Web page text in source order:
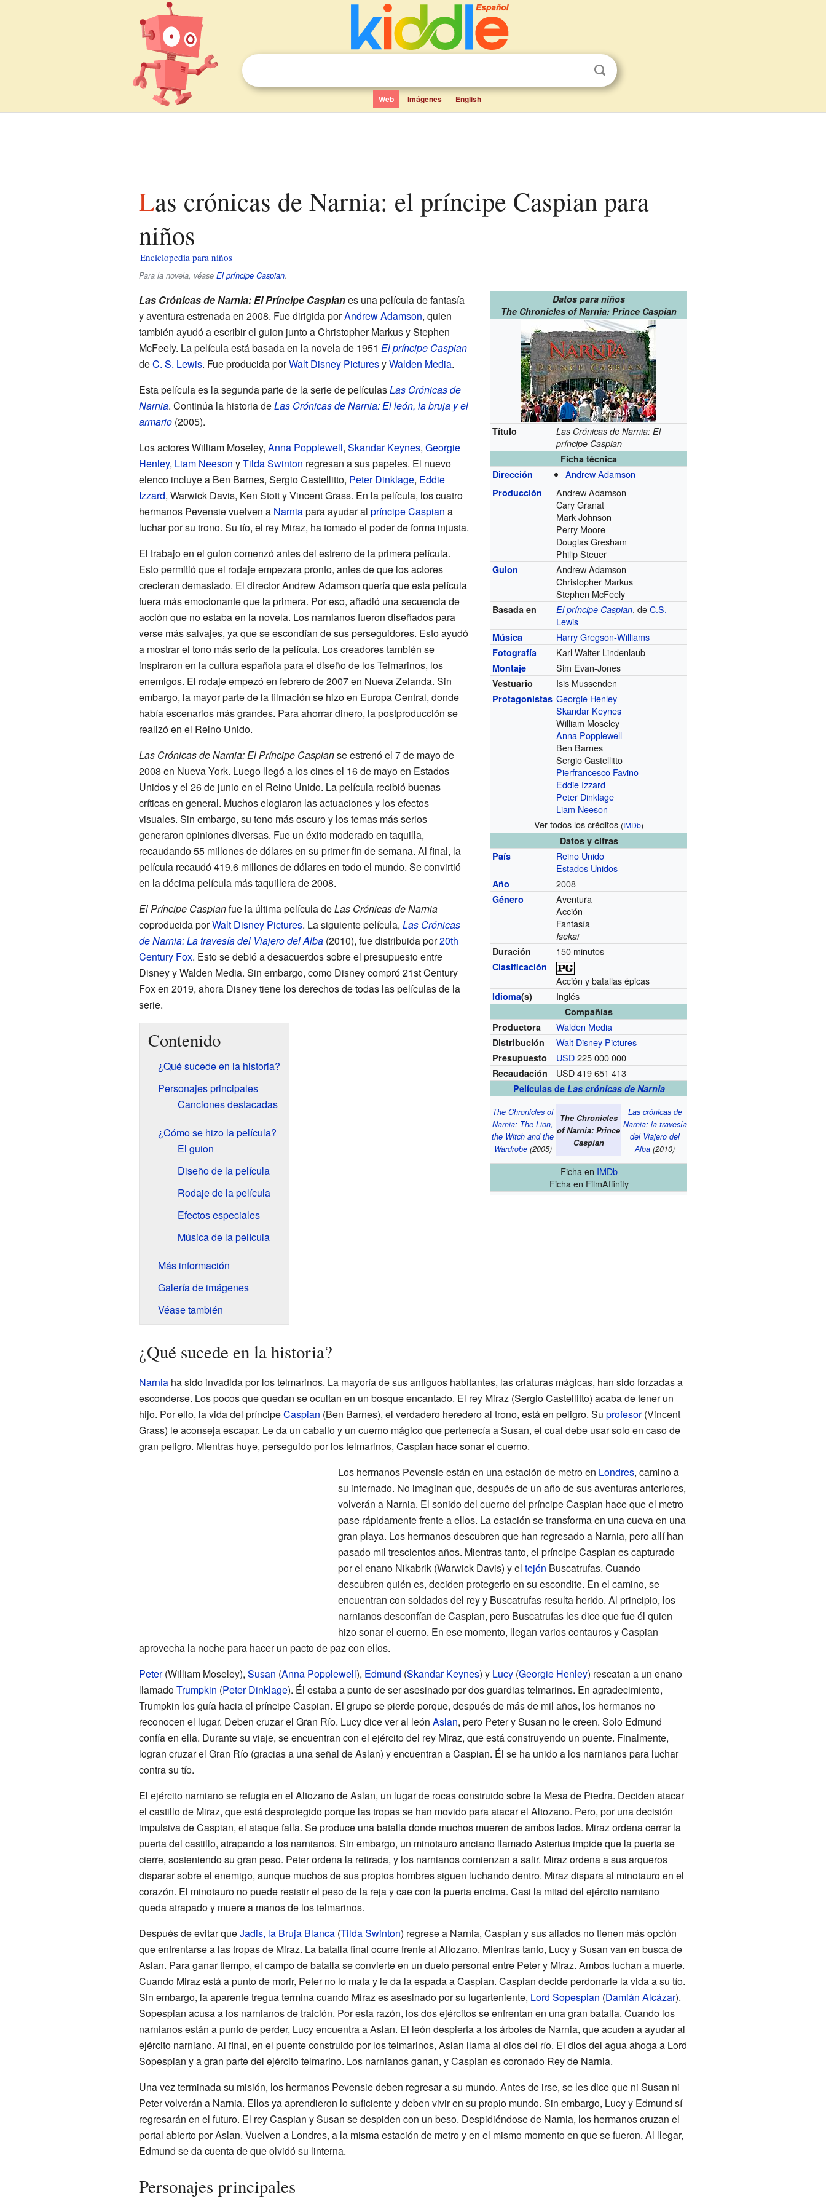
Web Imágenes English
Las crónicas de Narnia: el príncipe Caspian para
niños
Enciclopedia para niños
Para la novela, véase El príncipe Caspian.
Datos para niños
The Chronicles of Narnia: Prince Caspian
Título
Las Crónicas de Narnia: El
príncipe Caspian
Ficha técnica
Dirección
Andrew Adamson
Producción
Andrew Adamson
Cary Granat
Mark Johnson
Perry Moore
Douglas Gresham
Philip Steuer
Guion
Andrew Adamson
Christopher Markus
Stephen McFeely
Basada en El príncipe Caspian, deC.S.
Lewis
Música Harry Gregson-Williams
Fotografía Karl Walter Lindenlaub
Montaje Sim Evan-Jones
Vestuario Isis Mussenden
Protagonistas Georgie Henley
Skandar Keynes
William Moseley
Anna Popplewell
Ben Barnes
Sergio Castellitto
Pierfrancesco Favino
Eddie Izzard
Peter Dinklage
Liam Neeson
Ver todos los créditos (IMDb)
Datos y cifras
País
Reino Unido
Estados Unidos
Año 2008
Género
Aventura
Acción
Fantasía
Isekai
Duración
150 minutos
Clasificación
Acción y batallas épicas
Idioma(s) Inglés
Compañías
Productora
Walden Media
Distribución Walt Disney Pictures
Presupuesto USD225 000 000
Recaudación USD 419 651 413
Películas de Las crónicas de Narnia
The Chronicles of
Narnia: The Lion,
the Witch and the
Wardrobe(2005)
The Chronicles
of Narnia: Prince
Caspian
Las crónicas de
Narnia: la travesía
del Viajero del
Alba (2010)
Ficha en IMDb
Ficha en FilmAffinity
Las Crónicas de Narnia: El Príncipe Caspianes una película de fantasía
y aventura estrenada en 2008. Fue dirigida porAndrew Adamson, quien
también ayudó a escribir el guion junto a Christopher Markus y Stephen
McFeely. La película está basada en la novela de 1951 El príncipe Caspian
deC. S. Lewis. Fue producida porWalt Disney PicturesyWalden Media.
Esta película es la segunda parte de la serie de películasLas Crónicas de
Narnia. Continúa la historia deLas Crónicas de Narnia: El león, la bruja y el
armario(2005).
Los actores William Moseley, Anna Popplewell, Skandar Keynes, Georgie
Henley, Liam Neeson yTilda Swinton regresan a sus papeles. El nuevo
elenco incluye a Ben Barnes, Sergio Castellitto, Peter Dinklage, Eddie
Izzard, Warwick Davis, Ken Stott y Vincent Grass. En la película, los cuatro
hermanos Pevensie vuelven a Narniapara ayudar al príncipe Caspian a
luchar por su trono. Su tío, el rey Miraz, ha tomado el poder de forma injusta.
El trabajo en el guion comenzó antes del estreno de la primera película.
Esto permitió que el rodaje empezara pronto, antes de que los actores
crecieran demasiado. El director Andrew Adamson quería que esta película
fuera más emocionante que la primera. Por eso, añadió una secuencia de
acción que no estaba en la novela. Los narnianos fueron diseñados para
verse más salvajes, ya que se escondían de sus perseguidores. Esto ayudó
a mostrar el tono más serio de la película. Los creadores también se
inspiraron en la cultura española para el diseño de los Telmarinos, los
enemigos. El rodaje empezó en febrero de 2007 en Nueva Zelanda. Sin
embargo, la mayor parte de la filmación se hizo en Europa Central, donde
había escenarios más grandes. Para ahorrar dinero, la postproducción se
realizó en el Reino Unido.
Las Crónicas de Narnia: El Príncipe Caspianse estrenó el 7 de mayo de
2008 en Nueva York. Luego llegó a los cines el 16 de mayo en Estados
Unidos y el 26 de junio en el Reino Unido. La película recibió buenas
críticas en general. Muchos elogiaron las actuaciones y los efectos
visuales. Sin embargo, su tono más oscuro y los temas más serios
generaron opiniones diversas. Fue un éxito moderado en taquilla,
recaudando 55 millones de dólares en su primer fin de semana. Al final, la
película recaudó 419.6 millones de dólares en todo el mundo. Se convirtió
en la décima película más taquillera de 2008.
El Príncipe Caspianfue la última película deLas Crónicas de Narnia
coproducida porWalt Disney Pictures. La siguiente película, Las Crónicas
de Narnia: La travesía del Viajero del Alba(2010), fue distribuida por20th
Century Fox. Esto se debió a desacuerdos sobre el presupuesto entre
Disney y Walden Media. Sin embargo, como Disney compró 21st Century
Fox en 2019, ahora Disney tiene los derechos de todas las películas de la
serie.
Contenido
¿Qué sucede en la historia?
Personajes principales
Canciones destacadas
¿Cómo se hizo la película?
El guion
Diseño de la película
Rodaje de la película
Efectos especiales
Música de la película
Más información
Galería de imágenes
Véase también
¿Qué sucede en la historia?
Narniaha sido invadida por los telmarinos. La mayoría de sus antiguos habitantes, las criaturas mágicas, han sido forzadas a
esconderse. Los pocos que quedan se ocultan en un bosque encantado. El rey Miraz (Sergio Castellitto) acaba de tener un
hijo. Por ello, la vida del príncipeCaspian (Ben Barnes), el verdadero heredero al trono, está en peligro. Su profesor(Vincent
Grass) le aconseja escapar. Le da un caballo y un cuerno mágico que pertenecía a Susan, el cual debe usar solo en caso de
gran peligro. Mientras huye, perseguido por los telmarinos, Caspian hace sonar el cuerno.
Los hermanos Pevensie están en una estación de metro en Londres, camino a
su internado. No imaginan que, después de un año de sus aventuras anteriores,
volverán a Narnia. El sonido del cuerno del príncipe Caspian hace que el metro
pase rápidamente frente a ellos. La estación se transforma en una cueva en una
gran playa. Los hermanos descubren que han regresado a Narnia, pero allí han
pasado mil trescientos años. Mientras tanto, el príncipe Caspian es capturado
por el enano Nikabrik (Warwick Davis) y el tejón Buscatrufas. Cuando
descubren quién es, deciden protegerlo en su escondite. En el camino, se
encuentran con soldados del rey y Buscatrufas resulta herido. Al principio, los
narnianos desconfían de Caspian, pero Buscatrufas les dice que fue él quien
hizo sonar el cuerno. En ese momento, llegan varios centauros y Caspian
aprovecha la noche para hacer un pacto de paz con ellos.
Peter(William Moseley), Susan (Anna Popplewell), Edmund (Skandar Keynes) y Lucy(Georgie Henley) rescatan a un enano
llamadoTrumpkin (Peter Dinklage). Él estaba a punto de ser asesinado por dos guardias telmarinos. En agradecimiento,
Trumpkin los guía hacia el príncipe Caspian. El grupo se pierde porque, después de más de mil años, los hermanos no
reconocen el lugar. Deben cruzar el Gran Río. Lucy dice ver al león Aslan, pero Peter y Susan no le creen. Solo Edmund
confía en ella. Durante su viaje, se encuentran con el ejército del rey Miraz, que está construyendo un puente. Finalmente,
logran cruzar el Gran Río (gracias a una señal de Aslan) y encuentran a Caspian. Él se ha unido a los narnianos para luchar
contra su tío.
El ejército narniano se refugia en el Altozano de Aslan, un lugar de rocas construido sobre la Mesa de Piedra. Deciden atacar
el castillo de Miraz, que está desprotegido porque las tropas se han movido para atacar el Altozano. Pero, por una decisión
impulsiva de Caspian, el ataque falla. Se produce una batalla donde muchos mueren de ambos lados. Miraz ordena cerrar la
puerta del castillo, atrapando a los narnianos. Sin embargo, un minotauro anciano llamado Asterius impide que la puerta se
cierre, sosteniendo su gran peso. Peter ordena la retirada, y los narnianos comienzan a salir. Miraz ordena a sus arqueros
disparar sobre el enemigo, aunque muchos de sus propios hombres siguen luchando dentro. Miraz dispara al minotauro en el
corazón. El minotauro no puede resistir el peso de la reja y cae con la puerta encima. Casi la mitad del ejército narniano
queda atrapado y muere a manos de los telmarinos.
Después de evitar queJadis, la Bruja Blanca(Tilda Swinton) regrese a Narnia, Caspian y sus aliados no tienen más opción
que enfrentarse a las tropas de Miraz. La batalla final ocurre frente al Altozano. Mientras tanto, Lucy y Susan van en busca de
Aslan. Para ganar tiempo, el campo de batalla se convierte en un duelo personal entre Peter y Miraz. Ambos luchan a muerte.
Cuando Miraz está a punto de morir, Peter no lo mata y le da la espada a Caspian. Caspian decide perdonarle la vida a su tío.
Sin embargo, la aparente tregua termina cuando Miraz es asesinado por su lugarteniente, Lord Sopespian (Damián Alcázar).
Sopespian acusa a los narnianos de traición. Por esta razón, los dos ejércitos se enfrentan en una gran batalla. Cuando los
narnianos están a punto de perder, Lucy encuentra a Aslan. El león despierta a los árboles de Narnia, que acuden a ayudar al
ejército narniano. Al final, en el puente construido por los telmarinos, Aslan llama al dios del río. El dios del agua ahoga a Lord
Sopespian y a gran parte del ejército telmarino. Los narnianos ganan, y Caspian es coronado Rey de Narnia.
Una vez terminada su misión, los hermanos Pevensie deben regresar a su mundo. Antes de irse, se les dice que ni Susan ni
Peter volverán a Narnia. Ellos ya aprendieron lo suficiente y deben vivir en su propio mundo. Sin embargo, Lucy y Edmund sí
regresarán en el futuro. El rey Caspian y Susan se despiden con un beso. Despidiéndose de Narnia, los hermanos cruzan el
portal abierto por Aslan. Vuelven a Londres, a la misma estación de metro y en el mismo momento en que se fueron. Al llegar,
Edmund se da cuenta de que olvidó su linterna.
Personajes principales